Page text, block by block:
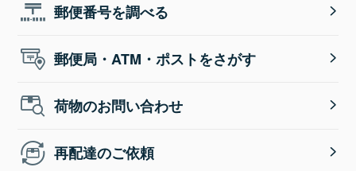
郵便番号を調べる
郵便局・ATM・ポストをさがす
荷物のお問い合わせ
再配達のご依頼